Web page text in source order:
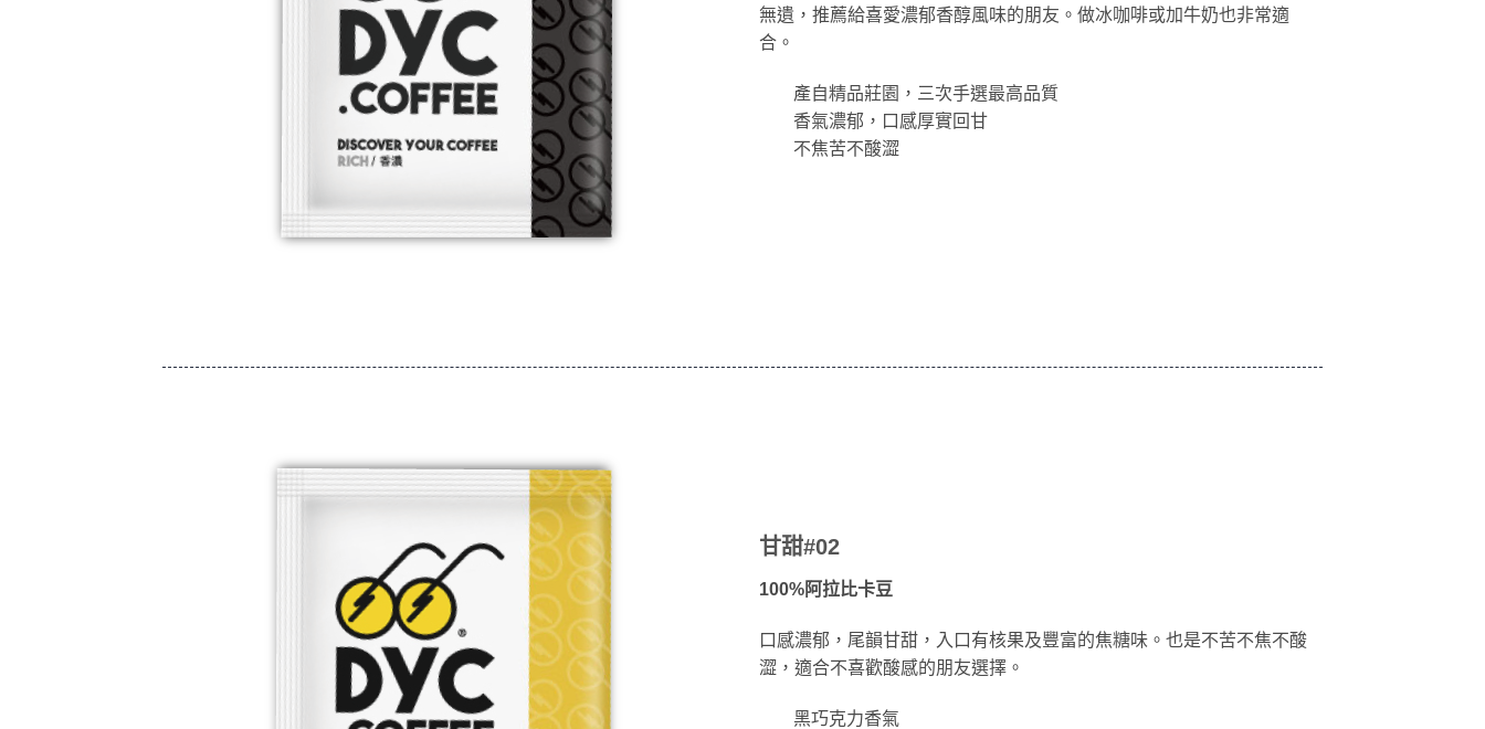
無遺，推薦給喜愛濃郁香醇風味的朋友。做冰咖啡或加牛奶也非常適
合。
產自精品莊園，三次手選最高品質
香氣濃郁，口感厚實回甘
不焦苦不酸澀
甘甜#02
100%阿拉比卡豆
口感濃郁，尾韻甘甜，入口有核果及豐富的焦糖味。也是不苦不焦不酸
澀，適合不喜歡酸感的朋友選擇。
黑巧克力香氣